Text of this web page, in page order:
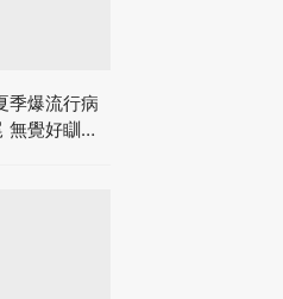
季爆流行病
覺好瞓？